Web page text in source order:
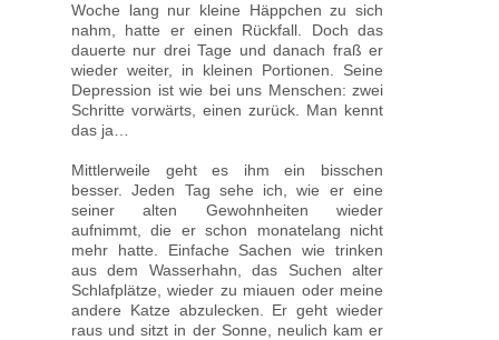
Woche lang nur kleine Häppchen zu sich
nahm, hatte er einen Rückfall. Doch das
dauerte nur drei Tage und danach fraß er
wieder weiter, in kleinen Portionen. Seine
Depression ist wie bei uns Menschen: zwei
Schritte vorwärts, einen zurück. Man kennt
das ja…
Mittlerweile geht es ihm ein bisschen
besser. Jeden Tag sehe ich, wie er eine
seiner alten Gewohnheiten wieder
aufnimmt, die er schon monatelang nicht
mehr hatte. Einfache Sachen wie trinken
aus dem Wasserhahn, das Suchen alter
Schlafplätze, wieder zu miauen oder meine
andere Katze abzulecken. Er geht wieder
raus und sitzt in der Sonne, neulich kam er